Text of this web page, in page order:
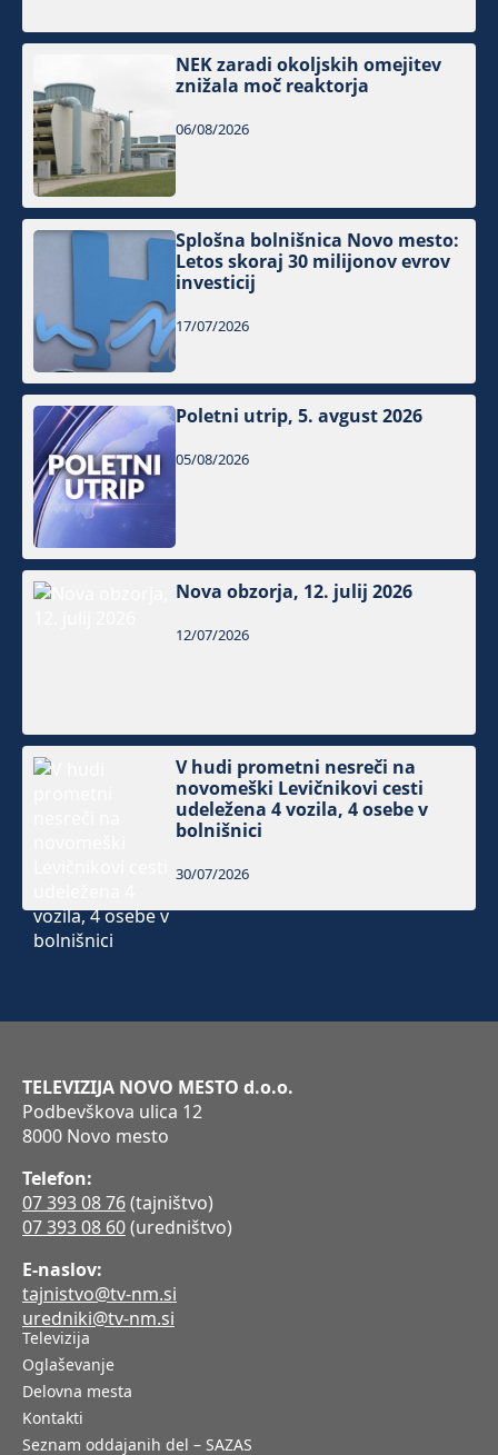
NEK zaradi okoljskih omejitev
znižala moč reaktorja
06/08/2026
Splošna bolnišnica Novo mesto:
Letos skoraj 30 milijonov evrov
investicij
17/07/2026
Poletni utrip, 5. avgust 2026
05/08/2026
Nova obzorja, 12. julij 2026
12/07/2026
V hudi prometni nesreči na
novomeški Levičnikovi cesti
udeležena 4 vozila, 4 osebe v
bolnišnici
30/07/2026
TELEVIZIJA NOVO MESTO d.o.o.
Podbevškova ulica 12
8000 Novo mesto
Telefon:
07 393 08 76(tajništvo)
07 393 08 60(uredništvo)
E-naslov:
tajnistvo@tv-nm.si
uredniki@tv-nm.si
Televizija
Oglaševanje
Delovna mesta
Kontakti
Seznam oddajanih del – SAZAS